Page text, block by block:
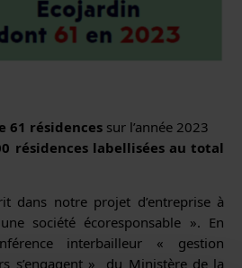
61 résidences sur l’année 2023
résidences labellisées au total
dans notre projet d’entreprise à
société écoresponsable ». En
interbailleur « gestion
s’engagent » du Ministère de la